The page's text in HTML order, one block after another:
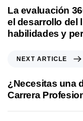
e
i
r
t
i
La evaluación
el desarrollo del
habilidades y
t
r
NEXT ARTICLE
¿Necesitas una
Carrera